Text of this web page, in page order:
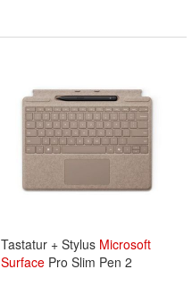
Tastatur + Stylus Microsoft
Surface Pro Slim Pen 2